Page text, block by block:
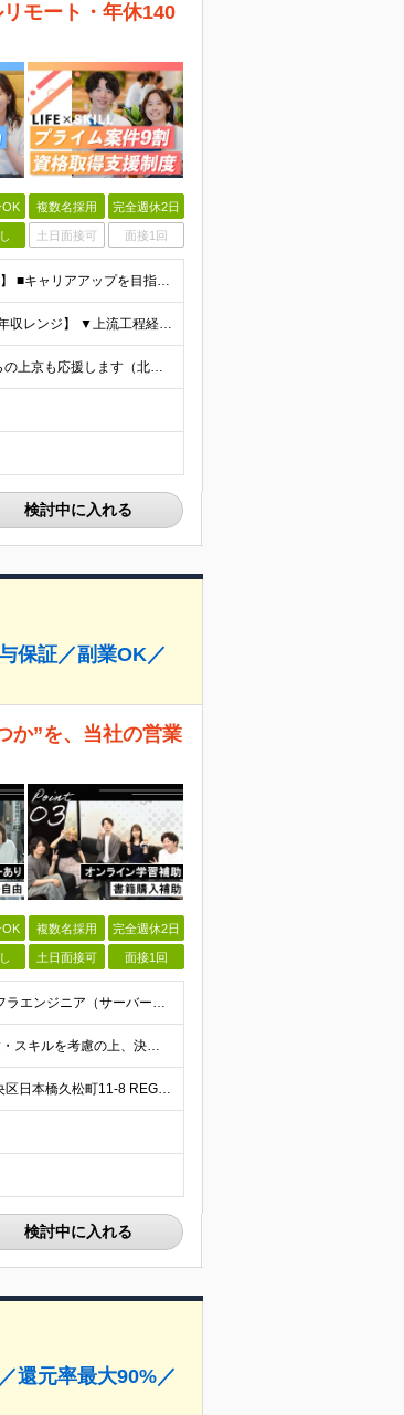
モート・年休140
OK 複数名採用 完全週休2日
土日面接可 面接1回
【学歴不問／ブランクOK！30代後半〜50代のベテラン層が多数活躍中】 ■キャリアアップを目指す方、大歓迎！ ■次のいずれかに当てはまる方 ・Linux/Unixサーバ運用経験1年以上の方 └運
★ほぼ100%前職給与UP保証！年収200万円以上UPの事例あり 【想定年収レンジ】 ▼上流工程経験者：600万円～1,000万円 ▼運用保守から上流へ：450万円～700万円 【インフラの上流工
★リモート率7割以上（フルリモート案件あり） ★転居支援金/地方からの上京も応援します（北海道出身エンジニアも活躍中） ★引っ越し支援金で上京をサポート ・100km以上300km未満の引っ越し →
検討中に入れる
保証／副業OK／
か”を、当社の営業
OK 複数名採用 完全週休2日
土日面接可 面接1回
＼運用・保守・監視フェーズからのステップアップも大歓迎！／ インフラエンジニア（サーバー、ネットワーク、クラウド等）の実務経験をお持ちの方 ★学歴不問 ★第二新卒OK ＜こんな方にピッタリです＞ ・
＼前職給与保証｜年収150万円UP実績あり！／ 月給30万円以上 ※経験・スキルを考慮の上、決定します。 ※上記月給には固定残業代（35時間分／5万2,500円～）を含みます ※固定残業代は給与に応
◆完全在宅案件あり ◆テレワーク希望の相談OK ◆転勤なし 東京都中央区日本橋久松町11-8 REGRARD NINGYOCHO B1F ┗一都三県（東京・神奈川・千葉・埼玉）の案件先へ勤務いただき
検討中に入れる
還元率最大90%／